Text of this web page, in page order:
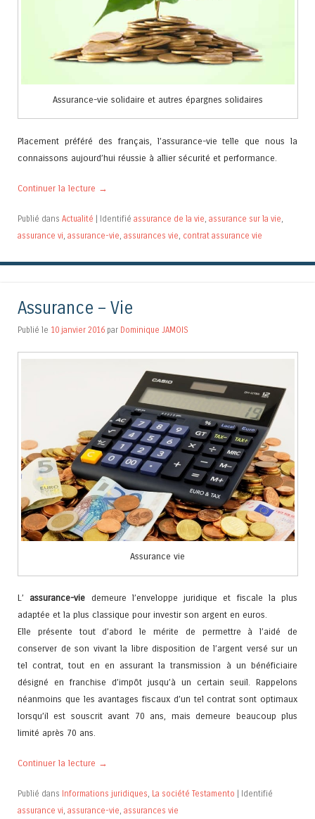
Assurance-vie solidaire et autres épargnes solidaires
Placement préféré des français, l’assurance-vie telle que nous la
connaissons aujourd’hui réussie à allier sécurité et performance.
Continuer la lecture →
Publié dans Actualité Identifié assurance de la vie, assurance sur la vie,
assurance vi, assurance-vie, assurances vie, contrat assurance vie
Assurance – Vie
Publié le 10 janvier 2016 par Dominique JAMOIS
Assurance vie
L’ assurance-vie demeure l’enveloppe juridique et fiscale la plus
adaptée et la plus classique pour investir son argent en euros.
Elle présente tout d’abord le mérite de permettre à l’aidé de
conserver de son vivant la libre disposition de l’argent versé sur un
tel contrat, tout en en assurant la transmission à un bénéficiaire
désigné en franchise d’impôt jusqu’à un certain seuil. Rappelons
néanmoins que les avantages fiscaux d’un tel contrat sont optimaux
lorsqu’il est souscrit avant 70 ans, mais demeure beaucoup plus
limité après 70 ans.
Continuer la lecture →
Publié dans Informations juridiques, La société Testamento
Identifié
assurance vi, assurance-vie, assurances vie